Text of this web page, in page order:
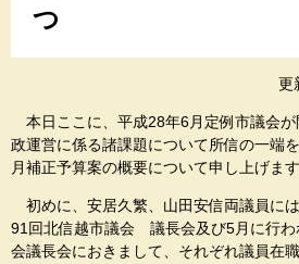
つ
更
本日ここに、平成28年6月定例市議会
政運営に係る諸課題について所信の一端
月補正予算案の概要について申し上げます
初めに、安居久繁、山田安信両議員に
91回北信越市議会 議長会及び5月に行わ
会議長会におきまして、それぞれ議員在